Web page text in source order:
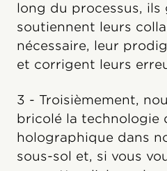
long du processus, ils
soutiennent leurs
nécessaire, leur
et corrigent leurs
3 - Troisièmement,
bricolé la technologie
holographique dans
sous-sol et, si vous